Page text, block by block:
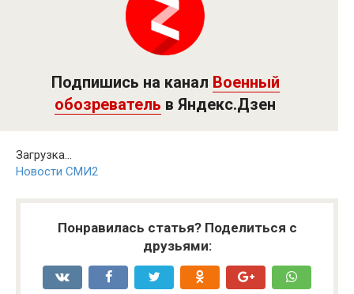
Подпишись на канал Военный
обозреватель в Яндекс.Дзен
Загрузка...
Новости СМИ2
Понравилась статья? Поделиться с
друзьями: